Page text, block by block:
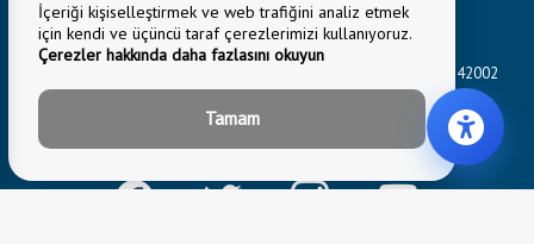
E-Mail:bilgi@seydisehir.bel.tr
Hacı Seyit Ali Mahallesi Mevlâna Caddesi No:3 42002
İçeriği kişiselleştirmek ve web trafiğini analiz etmek
için kendi ve üçüncü taraf çerezlerimizi kullanıyoruz.
Çerezler hakkında daha fazlasını okuyun
Tamam